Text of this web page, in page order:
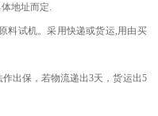
地址而定
料试机。采用快递或货运 用由买
出保，若物流递出3天，货运出5